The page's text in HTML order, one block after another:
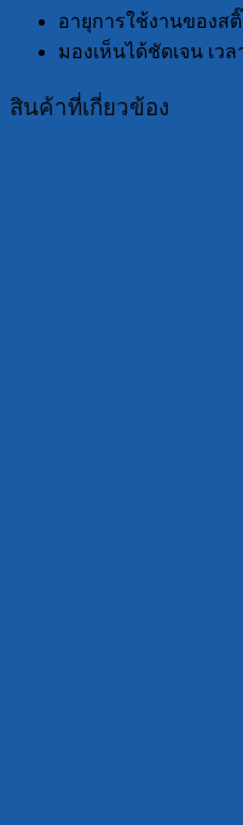
อายุการใช้งานของสติ๊
มองเห็นได้ชัดเจน เว
สินค้าที่เกี่ยวข้อง